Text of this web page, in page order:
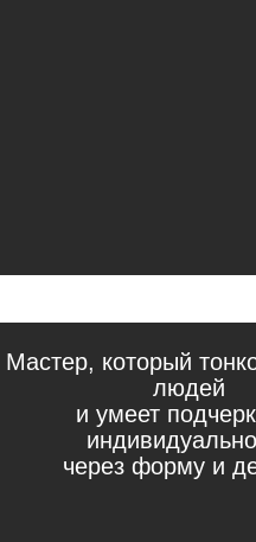
Мастер, который
людей
и умеет
через форму и